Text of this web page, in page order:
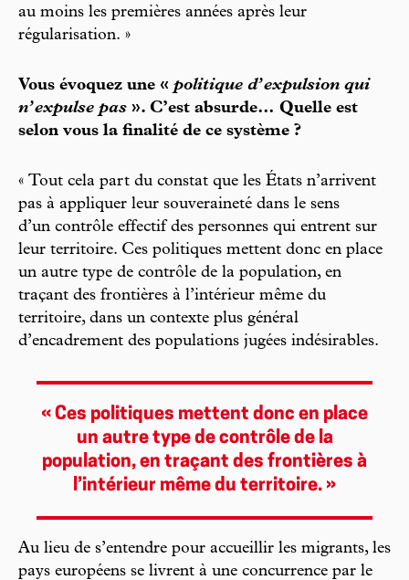
au moins les premières années après leur
régularisation. »
Vous évoquez une « politique d’expulsion qui
n’expulse pas ». C’est absurde… Quelle est
selon vous la finalité de ce système ?
« Tout cela part du constat que les États n’arrivent
pas à appliquer leur souveraineté dans le sens
d’un contrôle effectif des personnes qui entrent sur
leur territoire. Ces politiques mettent donc en place
un autre type de contrôle de la population, en
traçant des frontières à l’intérieur même du
territoire, dans un contexte plus général
d’encadrement des populations jugées indésirables.
« Ces politiques mettent donc en place
un autre type de contrôle de la
population, en traçant des frontières à
l’intérieur même du territoire. »
Au lieu de s’entendre pour accueillir les migrants, les
pays européens se livrent à une concurrence par le